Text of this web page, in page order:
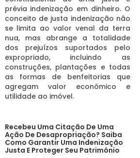
prévia indenização em dinheiro. O
conceito de justa indenização não
se limita ao valor venal da terra
nua, mas abrange a totalidade
dos prejuízos suportados pelo
expropriado, incluindo as
construções, plantações e todas
as formas de benfeitorias que
agregam valor econômico e
utilidade ao imóvel.
Recebeu Uma Citação De Uma
Ação De Desapropriação? Saiba
Como Garantir Uma Indenização
Justa E Proteger Seu Patrimônio